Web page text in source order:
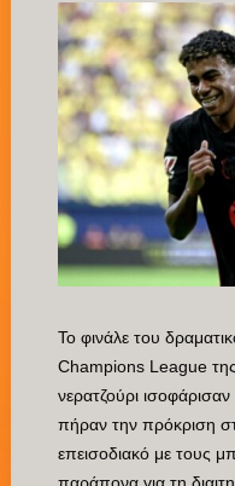
Το φινάλε του
Champions League
νερατζούρι
πήραν την πρόκριση
επεισοδιακό με τους